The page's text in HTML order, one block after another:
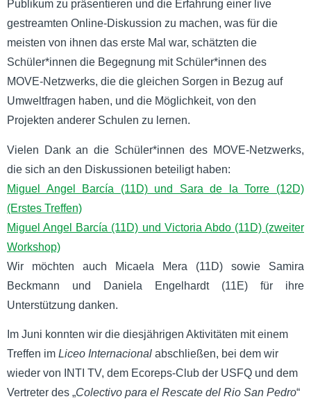
Publikum zu präsentieren und die Erfahrung einer live
gestreamten Online-Diskussion zu machen, was für die
meisten von ihnen das erste Mal war, schätzten die
Schüler*innen die Begegnung mit Schüler*innen des
MOVE-Netzwerks, die die gleichen Sorgen in Bezug auf
Umweltfragen haben, und die Möglichkeit, von den
Projekten anderer Schulen zu lernen.
Vielen Dank an die Schüler*innen des MOVE-Netzwerks,
die sich an den Diskussionen beteiligt haben:
Miguel Angel Barcía (11D) und Sara de la Torre (12D)
(Erstes Treffen)
Miguel Angel Barcía (11D) und Victoria Abdo (11D) (zweiter
Workshop)
Wir möchten auch Micaela Mera (11D) sowie Samira
Beckmann und Daniela Engelhardt (11E) für ihre
Unterstützung danken.
Im Juni konnten wir die diesjährigen Aktivitäten mit einem
Treffen im Liceo Internacional abschließen, bei dem wir
wieder von INTI TV, dem Ecoreps-Club der USFQ und dem
Vertreter des „Colectivo para el Rescate del Rio San Pedro“